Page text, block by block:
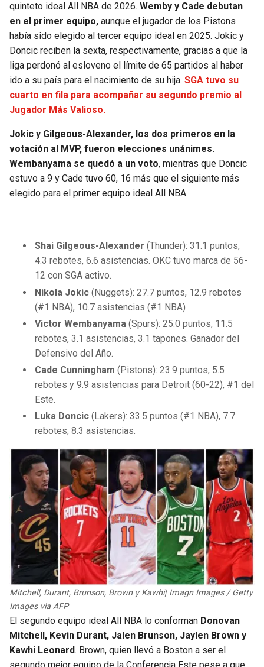
VIKINGS
FALCONS
PANTHERS
SAINTS
BUCCANEERS
THUNDER
TRAIL BLAZERS
JAZZ
quinteto ideal All NBA de 2026. Wemby y Cade debutan
en el primer equipo, aunque el jugador de los Pistons
había sido elegido al tercer equipo ideal en 2025. Jokic y
Doncic reciben la sexta, respectivamente, gracias a que la
liga perdonó al esloveno el límite de 65 partidos al haber
ido a su país para el nacimiento de su hija. SGA tuvo su
cuarto en fila para acompañar su segundo premio al
Jugador Más Valioso.
Jokic y Gilgeous-Alexander, los dos primeros en la
votación al MVP, fueron elecciones unánimes.
Wembanyama se quedó a un voto, mientras que Doncic
estuvo a 9 y Cade tuvo 60, 16 más que el siguiente más
elegido para el primer equipo ideal All NBA.
Shai Gilgeous-Alexander(Thunder): 31.1 puntos,
4.3 rebotes, 6.6 asistencias. OKC tuvo marca de 56-
12 con SGA activo.
Nikola Jokic(Nuggets): 27.7 puntos, 12.9 rebotes
(#1 NBA), 10.7 asistencias (#1 NBA)
Victor Wembanyama(Spurs): 25.0 puntos, 11.5
rebotes, 3.1 asistencias, 3.1 tapones. Ganador del
Defensivo del Año.
Cade Cunningham(Pistons): 23.9 puntos, 5.5
rebotes y 9.9 asistencias para Detroit (60-22), #1 del
Este.
Luka Doncic(Lakers): 33.5 puntos (#1 NBA), 7.7
rebotes, 8.3 asistencias.
Mitchell, Durant, Brunson, Brown y Kawhi| Imagn Images / Getty
Images via AFP
El segundo equipo ideal All NBA lo conforman Donovan
Mitchell, Kevin Durant, Jalen Brunson, Jaylen Brown y
Kawhi Leonard. Brown, quien llevó a Boston a ser el